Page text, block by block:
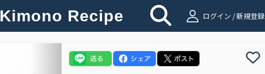
Kimono Recipe ログイン / 新規登録